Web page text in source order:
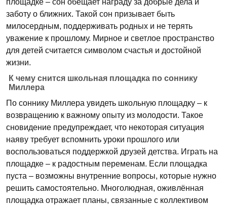
площадке – сон обещает награду за добрые дела и
заботу о ближних. Такой сон призывает быть
милосердным, поддерживать родных и не терять
уважение к прошлому. Мирное и светлое пространство
для детей считается символом счастья и достойной
жизни.
К чему снится школьная площадка по соннику
Миллера
По соннику Миллера увидеть школьную площадку – к
возвращению к важному опыту из молодости. Такое
сновидение предупреждает, что некоторая ситуация
наяву требует вспомнить уроки прошлого или
воспользоваться поддержкой друзей детства. Играть на
площадке – к радостным переменам. Если площадка
пуста – возможны внутренние вопросы, которые нужно
решить самостоятельно. Многолюдная, оживлённая
площадка отражает планы, связанные с коллективом